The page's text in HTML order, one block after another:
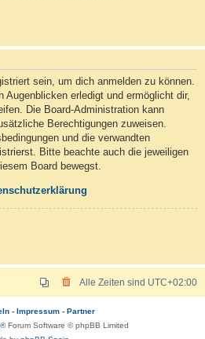
sein, um dich anmelden zu können.
Augenblicken erledigt und ermöglicht dir,
Die Board-Administration kann
Berechtigungen zuweisen.
und die verwandten
Bitte beachte auch die jeweiligen
Board bewegst.
Alle Zeiten sind UTC+02:00
- Impressum - Partner
® Forum Software © phpBB Limited